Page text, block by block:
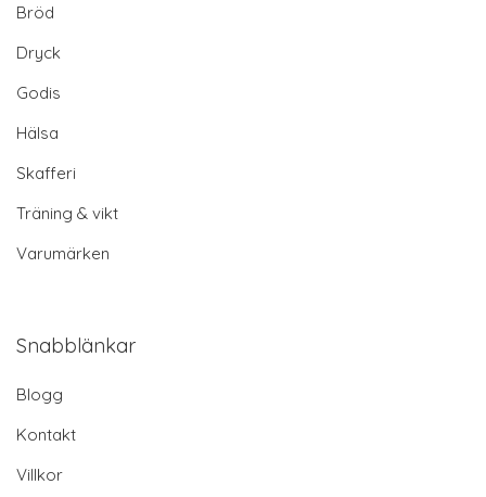
Bröd
Dryck
Godis
Hälsa
Skafferi
Träning & vikt
Varumärken
Snabblänkar
Blogg
Kontakt
Villkor